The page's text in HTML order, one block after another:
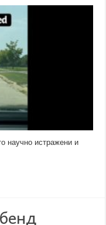
научно истражени и